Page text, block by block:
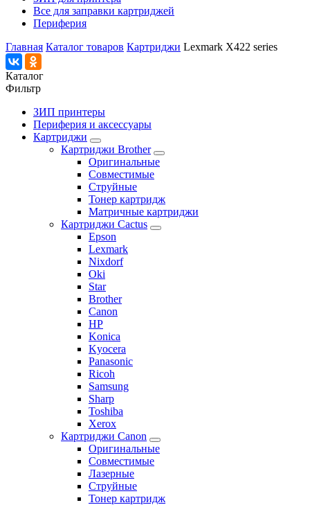
Все для заправки картриджей
Периферия
Главная Каталог товаров Картриджи Lexmark X422 series
Каталог
Фильтр
ЗИП принтеры
Периферия и аксессуары
Картриджи
Картриджи Brother
Оригинальные
Совместимые
Струйные
Тонер картридж
Матричные картриджи
Картриджи Cactus
Epson
Lexmark
Nixdorf
Oki
Star
Brother
Canon
HP
Konica
Kyocera
Panasonic
Ricoh
Samsung
Sharp
Toshiba
Xerox
Картриджи Canon
Оригинальные
Совместимые
Лазерные
Струйные
Тонер картридж